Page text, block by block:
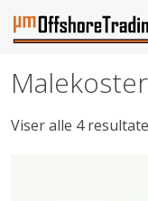
Skip
to
content
Malekoster
Viser alle 4